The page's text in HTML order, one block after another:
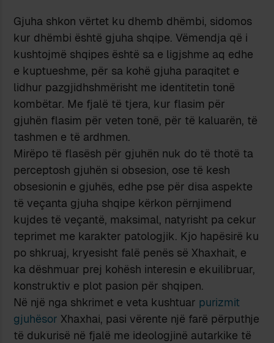
Gjuha shkon vërtet ku dhemb dhëmbi, sidomos
kur dhëmbi është gjuha shqipe. Vëmendja që i
kushtojmë shqipes është sa e ligjshme aq edhe
e kuptueshme, për sa kohë gjuha paraqitet e
lidhur pazgjidhshmërisht me identitetin tonë
kombëtar. Me fjalë të tjera, kur flasim për
gjuhën flasim për veten tonë, për të kaluarën, të
tashmen e të ardhmen.
Mirëpo të flasësh për gjuhën nuk do të thotë ta
perceptosh gjuhën si obsesion, ose të kesh
obsesionin e gjuhës, edhe pse për disa aspekte
të veçanta gjuha shqipe kërkon përnjimend
kujdes të veçantë, maksimal, natyrisht pa cekur
teprimet me karakter patologjik. Kjo hapësirë ku
po shkruaj, kryesisht falë penës së Xhaxhait, e
ka dëshmuar prej kohësh interesin e ekuilibruar,
konstruktiv e plot pasion për shqipen.
Në një nga shkrimet e veta kushtuar purizmit
gjuhësor Xhaxhai, pasi vërente një farë përputhje
të dukurisë në fjalë me ideologjinë autarkike të